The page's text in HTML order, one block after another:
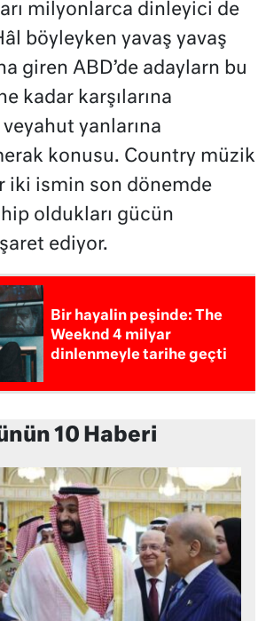
milyonlarca dinleyici de
böyleyken yavaş yavaş
giren ABD’de adaylarn bu
kadar karşılarına
yanlarına
konusu. Country müzik
iki ismin son dönemde
oldukları gücün
ediyor.
Bir hayalin peşinde: The
Weeknd 4 milyar
dinlenmeyle tarihe geçti
10 Haberi